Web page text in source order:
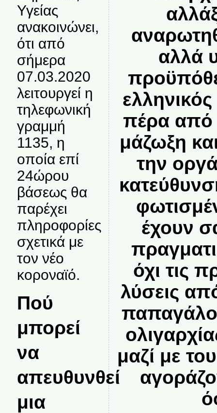
Υγείας
ανακοινώνει,
ότι από
σήμερα
07.03.2020
λειτουργεί η
τηλεφωνική
γραμμή
1135, η
οποία επί
24ώρου
βάσεως θα
παρέχει
πληροφορίες
σχετικά με
τον νέο
κοροναϊό.
Πού
μπορεί
να
απευθυνθεί
μια
αλλά
πέρα από
μάζωξη
την
έχουν
όχι τις
λύσεις
μαζί με